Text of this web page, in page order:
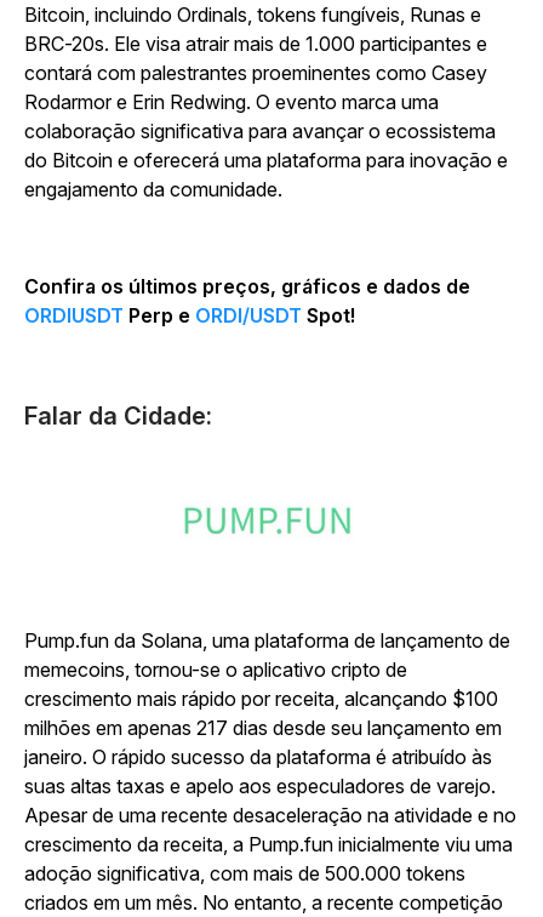
Bitcoin, incluindo Ordinals, tokens fungíveis, Runas e
BRC-20s. Ele visa atrair mais de 1.000 participantes e
contará com palestrantes proeminentes como Casey
Rodarmor e Erin Redwing. O evento marca uma
colaboração significativa para avançar o ecossistema
do Bitcoin e oferecerá uma plataforma para inovação e
engajamento da comunidade.
Confira os últimos preços, gráficos e dados de
ORDIUSDT Perp e ORDI/USDT Spot!
Falar da Cidade:
Pump.fun da Solana, uma plataforma de lançamento de
memecoins, tornou-se o aplicativo cripto de
crescimento mais rápido por receita, alcançando $100
milhões em apenas 217 dias desde seu lançamento em
janeiro. O rápido sucesso da plataforma é atribuído às
suas altas taxas e apelo aos especuladores de varejo.
Apesar de uma recente desaceleração na atividade e no
crescimento da receita, a Pump.fun inicialmente viu uma
adoção significativa, com mais de 500.000 tokens
criados em um mês. No entanto, a recente competição